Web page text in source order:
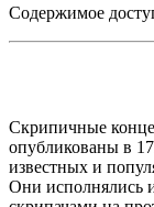
Содержимое
Скрипичные
опубликованы в
известных и
Они исполнялись